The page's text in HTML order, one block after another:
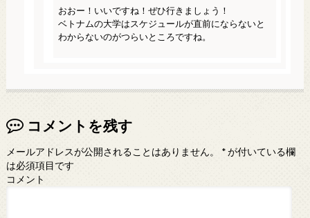
おおー！いいですね！ぜひ行きましょう！
ベトナムの大学はスケジュールが直前にならないと
わからないのがつらいところですね。
コメントを残す
メールアドレスが公開されることはありません。 *が付いている欄
は必須項目です
コメント